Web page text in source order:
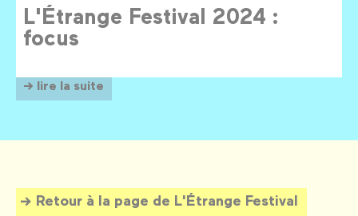
L'Étrange Festival 2024 :
focus
→ lire la suite
Retour à la page de L'Étrange Festival